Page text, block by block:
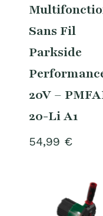
Sans Fil
Parkside
20V –
20-Li A1
54,99 €